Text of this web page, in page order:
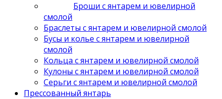
Броши с янтарем и ювелирной
смолой
Браслеты с янтарем и ювелирной смолой
Бусы и колье с янтарем и ювелирной
смолой
Кольца с янтарем и ювелирной смолой
Кулоны с янтарем и ювелирной смолой
Серьги с янтарем и ювелирной смолой
Прессованный янтарь